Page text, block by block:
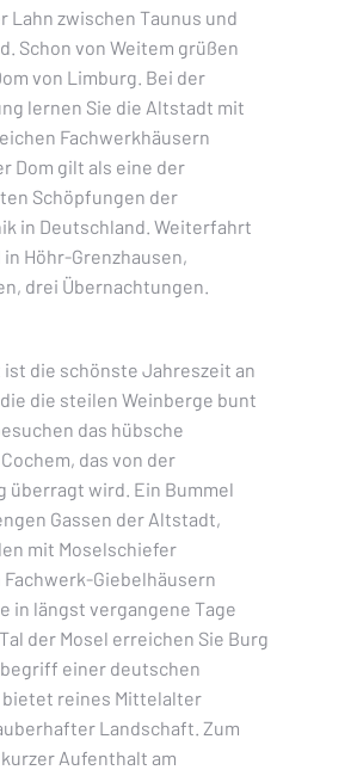
Lahn zwischen Taunus und
Schon von Weitem grüßen
von Limburg. Bei der
lernen Sie die Altstadt mit
Fachwerkhäusern
Dom gilt als eine der
Schöpfungen der
in Deutschland. Weiterfahrt
Höhr-Grenzhausen,
drei Übernachtungen.
ist die schönste Jahreszeit an
die steilen Weinberge bunt
das hübsche
das von der
überragt wird. Ein Bummel
Gassen der Altstadt,
mit Moselschiefer
Giebelhäusern
in längst vergangene Tage
der Mosel erreichen Sie Burg
einer deutschen
reines Mittelalter
Landschaft. Zum
Aufenthalt am